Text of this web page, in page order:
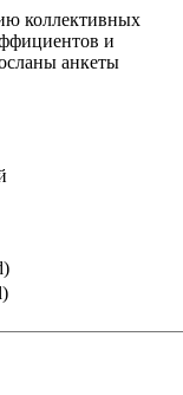
коллективных
и
анкеты